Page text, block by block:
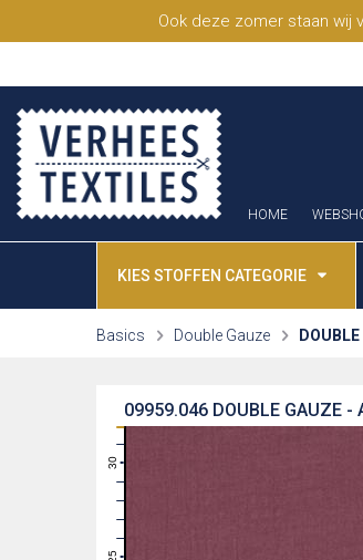
Ook deze zomer staan wij
HOME
KIES STOFFEN CATEGORIE
Basics Double Gauze
DOUBLE GAUZE -
09959.046
26
27
28
29
30